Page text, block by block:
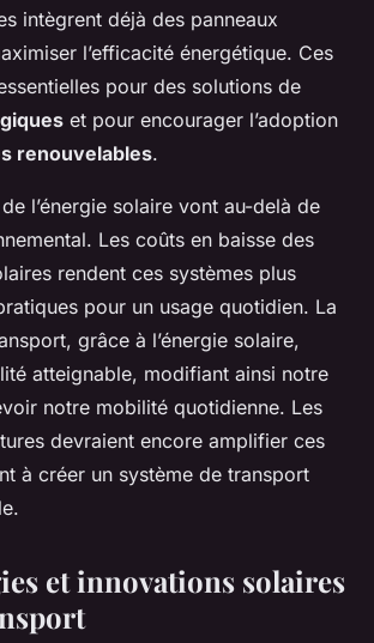
intègrent déjà des panneaux
l’efficacité énergétique. Ces
pour des solutions de
et pour encourager l’adoption
renouvelables.
de l’énergie solaire vont au-delà de
Les coûts en baisse des
rendent ces systèmes plus
pour un usage quotidien. La
grâce à l’énergie solaire,
atteignable, modifiant ainsi notre
notre mobilité quotidienne. Les
devraient encore amplifier ces
à créer un système de transport
et innovations solaires